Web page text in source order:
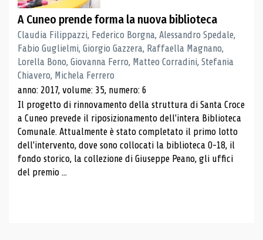
A Cuneo prende forma la nuova biblioteca
Claudia Filippazzi, Federico Borgna, Alessandro Spedale,
Fabio Guglielmi, Giorgio Gazzera, Raffaella Magnano,
Lorella Bono, Giovanna Ferro, Matteo Corradini, Stefania
Chiavero, Michela Ferrero
anno: 2017, volume: 35, numero: 6
Il progetto di rinnovamento della struttura di Santa Croce
a Cuneo prevede il riposizionamento dell'intera Biblioteca
Comunale. Attualmente è stato completato il primo lotto
dell'intervento, dove sono collocati la biblioteca 0-18, il
fondo storico, la collezione di Giuseppe Peano, gli uffici
del premio ...